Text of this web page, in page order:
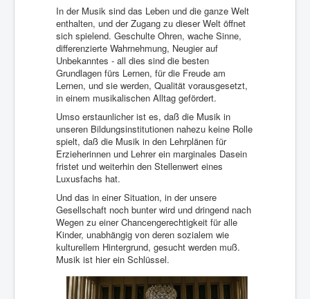
In der Musik sind das Leben und die ganze Welt
enthalten, und der Zugang zu dieser Welt öffnet
sich spielend. Geschulte Ohren, wache Sinne,
differenzierte Wahrnehmung, Neugier auf
Unbekanntes - all dies sind die besten
Grundlagen fürs Lernen, für die Freude am
Lernen, und sie werden, Qualität vorausgesetzt,
in einem musikalischen Alltag gefördert.
Umso erstaunlicher ist es, daß die Musik in
unseren Bildungsinstitutionen nahezu keine Rolle
spielt, daß die Musik in den Lehrplänen für
Erzieherinnen und Lehrer ein marginales Dasein
fristet und weiterhin den Stellenwert eines
Luxusfachs hat.
Und das in einer Situation, in der unsere
Gesellschaft noch bunter wird und dringend nach
Wegen zu einer Chancen­gerechtigkeit für alle
Kinder, unabhängig von deren sozialem wie
kulturellem Hintergrund, gesucht werden muß.
Musik ist hier ein Schlüssel.